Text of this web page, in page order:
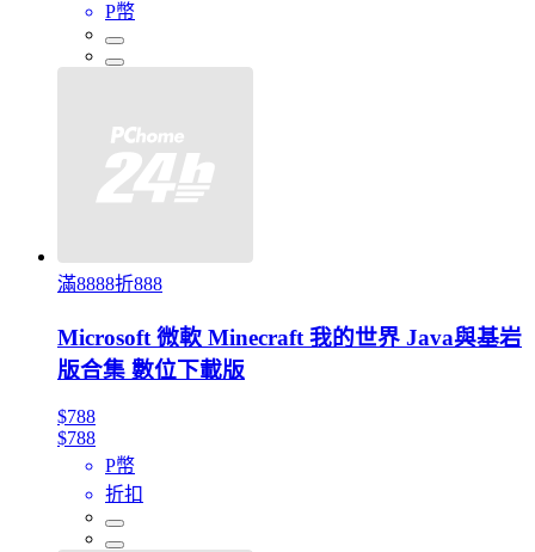
P幣
滿8888折888
Microsoft 微軟 Minecraft 我的世界 Java與基岩
版合集 數位下載版
$788
$788
P幣
折扣